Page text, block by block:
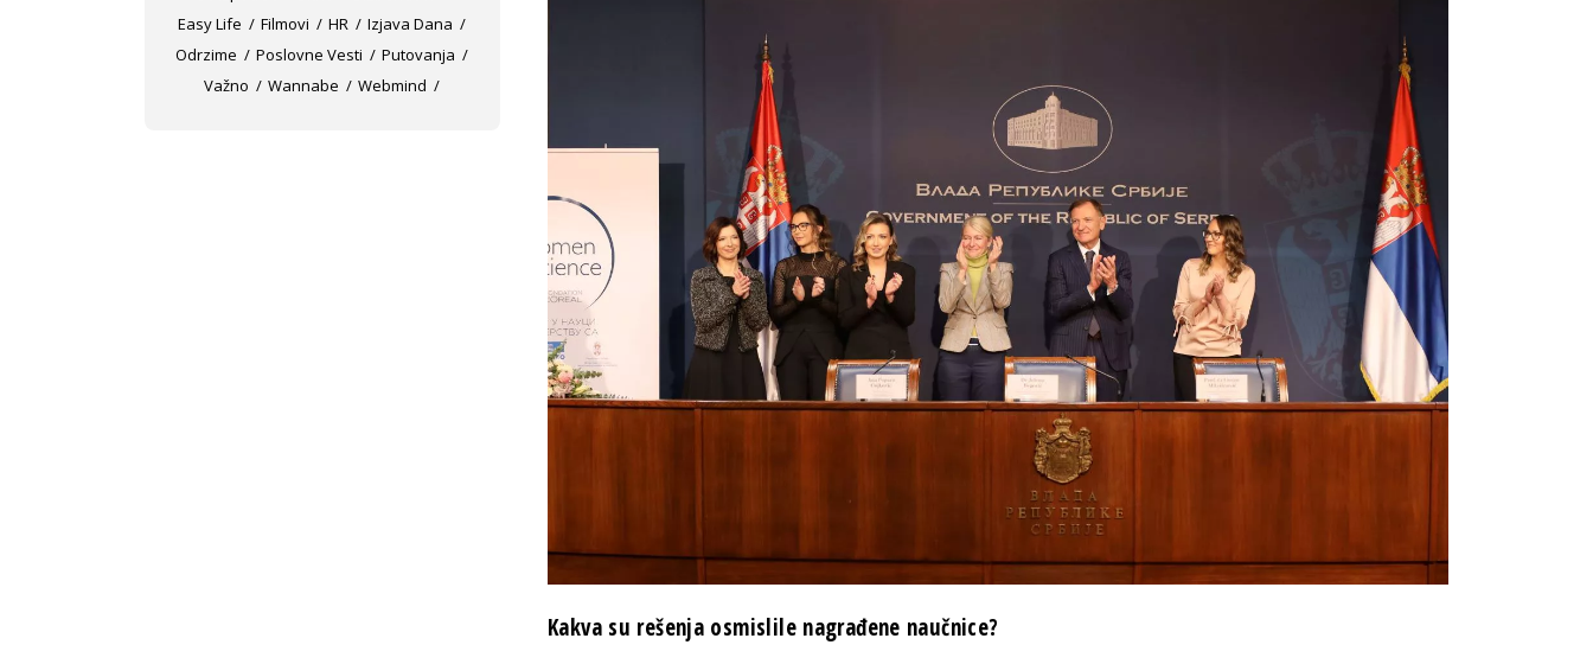
Kakva su rešenja osmislile nagrađene naučnice?
Easy Life
Filmovi HR
Izjava Dana
Odrzime
Poslovne Vesti
Putovanja
Važno
Wannabe Webmind